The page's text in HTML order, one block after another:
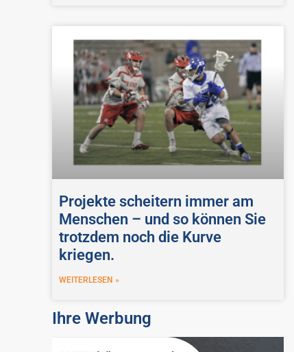
Projekte scheitern immer am
Menschen – und so können Sie
trotzdem noch die Kurve
kriegen.
WEITERLESEN »
Ihre Werbung